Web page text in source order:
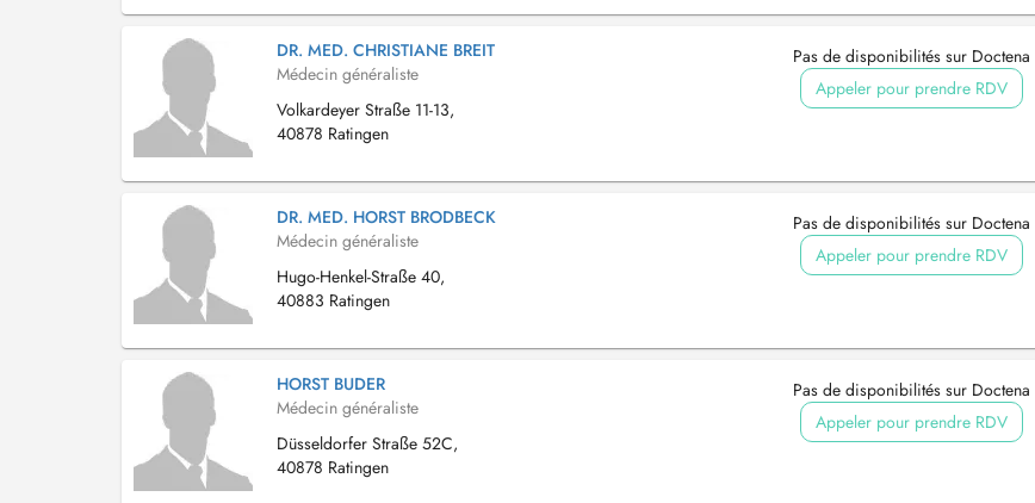
DR. MED. CHRISTIANE BREIT
Médecin généraliste
Volkardeyer Straße 11-13,
40878 Ratingen
Pas de disponibilités sur Doctena
Appeler pour prendre RDV
DR. MED. HORST BRODBECK
Médecin généraliste
Hugo-Henkel-Straße 40,
40883 Ratingen
Pas de disponibilités sur Doctena
Appeler pour prendre RDV
HORST BUDER
Médecin généraliste
Düsseldorfer Straße 52C,
40878 Ratingen
Pas de disponibilités sur Doctena
Appeler pour prendre RDV